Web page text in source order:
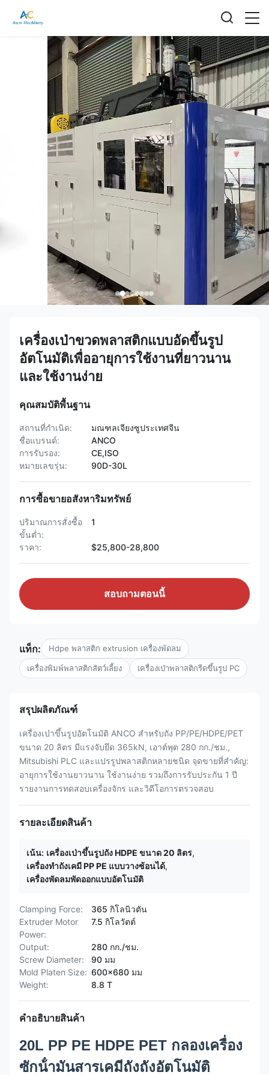
เครื่องเป่าขวดพลาสติกแบบอัดขึ้นรูป
อัตโนมัติเพื่ออายุการใช้งานที่ยาวนาน
และใช้งานง่าย
คุณสมบัติพื้นฐาน
สถานที่กำเนิด:
มณฑลเจียงซูประเทศจีน
ชื่อแบรนด์:
ANCO
การรับรอง:
CE,ISO
หมายเลขรุ่น:
90D-30L
การซื้อขายอสังหาริมทรัพย์
ปริมาณการสั่งซื้อ
ขั้นต่ำ:
1
ราคา: $25,800-28,800
สอบถามตอนนี้
แท็ก: Hdpe พลาสติก extrusion เครื่องพัดลม
เครื่องพิมพ์พลาสติกสัตว์เลี้ยง เครื่องเป่าพลาสติกรีดขึ้นรูป PC
สรุปผลิตภัณฑ์
เครื่องเป่าขึ้นรูปอัตโนมัติ ANCO สำหรับถัง PP/PE/HDPE/PET
ขนาด 20 ลิตร มีแรงจับยึด 365kN, เอาต์พุต 280 กก./ชม.,
Mitsubishi PLC และแปรรูปพลาสติกหลายชนิด จุดขายที่สำคัญ:
อายุการใช้งานยาวนาน ใช้งานง่าย รวมถึงการรับประกัน 1 ปี
รายงานการทดสอบเครื่องจักร และวิดีโอการตรวจสอบ
รายละเอียดสินค้า
เน้น: เครื่องเป่าขึ้นรูปถัง HDPE ขนาด 20 ลิตร,
เครื่องทำถังเคมี PP PE แบบวางซ้อนได้,
เครื่องพัดลมพัดออกแบบอัตโนมัติ
Clamping Force:
365 กิโลนิวตัน
Extruder Motor
Power:
7.5 กิโลวัตต์
Output:
280 กก./ชม.
Screw Diameter:
90 มม
Mold Platen Size: 600x680 มม
Weight:
8.8 T
คำอธิบายสินค้า
20L PP PE HDPE PET กลองเครื่อง
ซักน้ํามันสารเคมีถังถังอัตโนมัติ